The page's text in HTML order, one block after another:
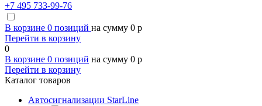
+7 495 733-99-76
В корзине 0 позиций на сумму 0 p
Перейти в корзину
0
В корзине 0 позиций на сумму 0 p
Перейти в корзину
Каталог товаров
Автосигнализации StarLine